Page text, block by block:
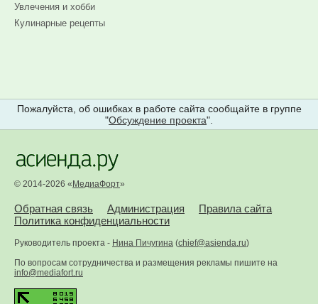
Увлечения и хобби
Кулинарные рецепты
Пожалуйста, об ошибках в работе сайта сообщайте в группе
"Обсуждение проекта".
© 2014-2026 «МедиаФорт»
Обратная связь Администрация
Правила сайта
Политика конфиденциальности
Руководитель проекта - Нина Пичугина (chief@asienda.ru)
По вопросам сотрудничества и размещения рекламы пишите на
info@mediafort.ru